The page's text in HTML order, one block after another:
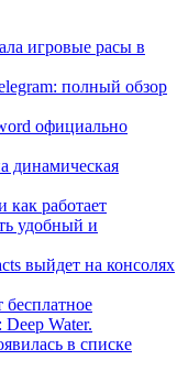
игровые расы в
полный обзор
официально
динамическая
как работает
удобный и
выйдет на консолях
Water.
в списке